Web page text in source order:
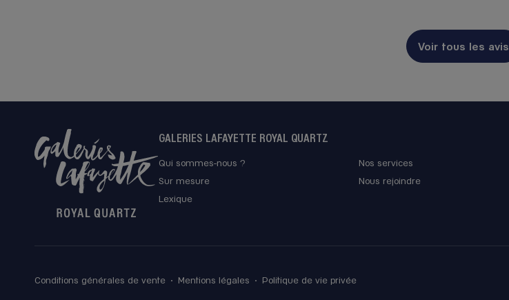
Voir tous les avis
GALERIES LAFAYETTE ROYAL QUARTZ
Qui sommes-nous ?
Sur mesure
Lexique
Nos services
Nous rejoindre
Conditions générales de vente Mentions légales Politique de vie privée